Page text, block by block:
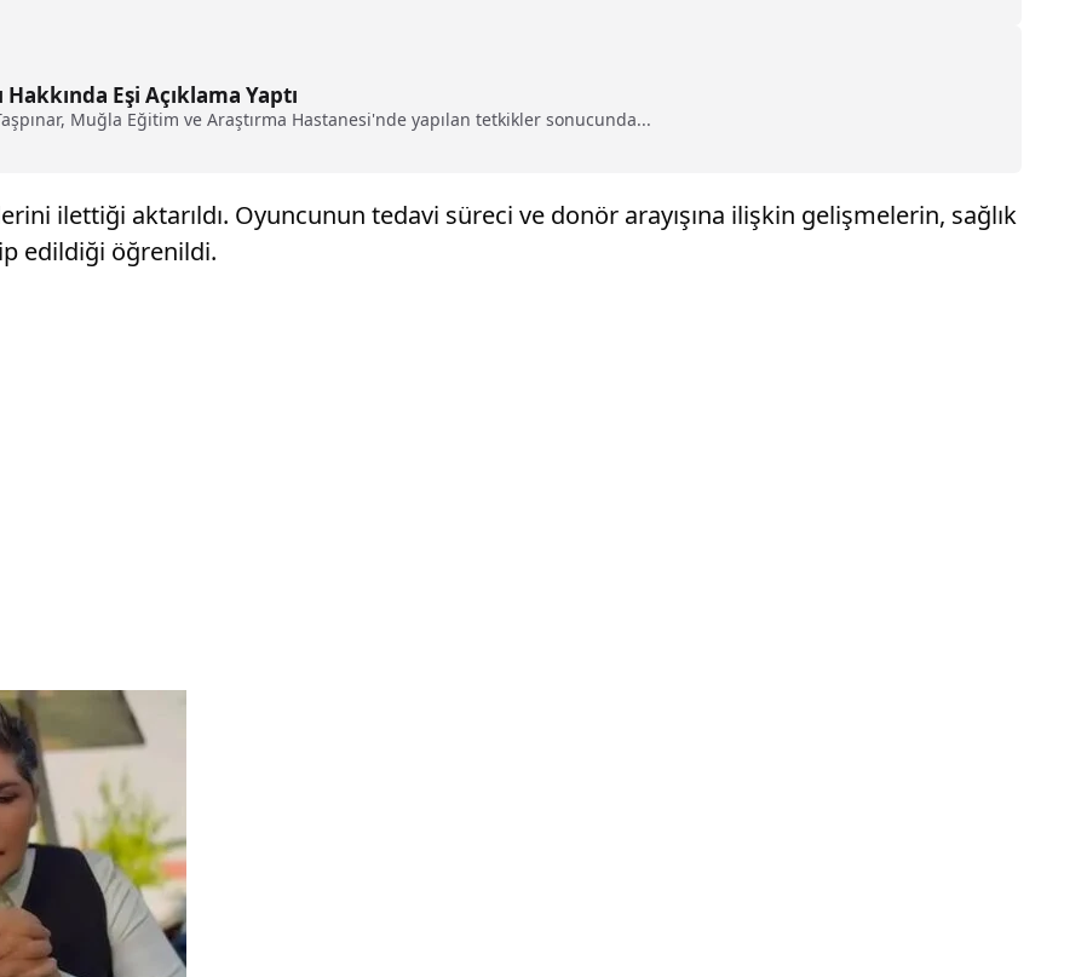
Eşi Açıklama Yaptı
Muğla Eğitim ve Araştırma Hastanesi'nde yapılan tetkikler sonucunda...
ilettiği aktarıldı. Oyuncunun tedavi süreci ve donör arayışına ilişkin gelişmelerin, sağlık
edildiği öğrenildi.